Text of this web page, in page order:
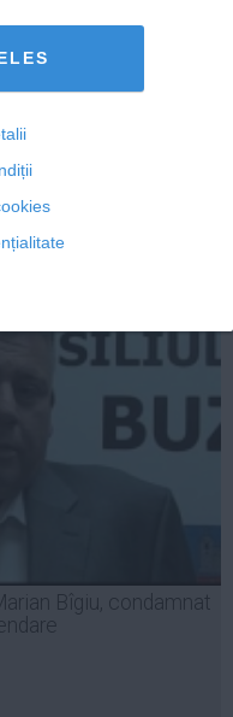
Bîgiu, condamnat